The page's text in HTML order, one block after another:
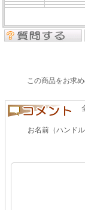
この商品をお求
お名前（ハンドル